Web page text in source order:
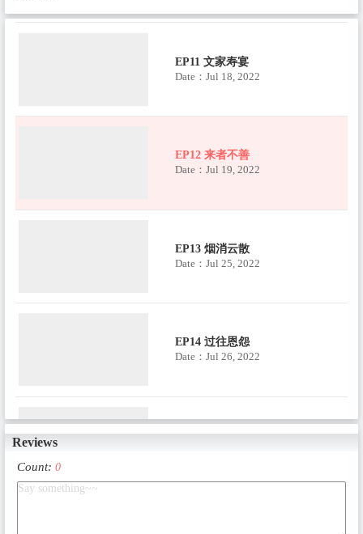
EP11 文家寿宴
Date：Jul 18, 2022
EP12 来者不善
Date：Jul 19, 2022
EP13 烟消云散
Date：Jul 25, 2022
EP14 过往恩怨
Date：Jul 26, 2022
EP15 杏黄医馆
Reviews
Count: 0